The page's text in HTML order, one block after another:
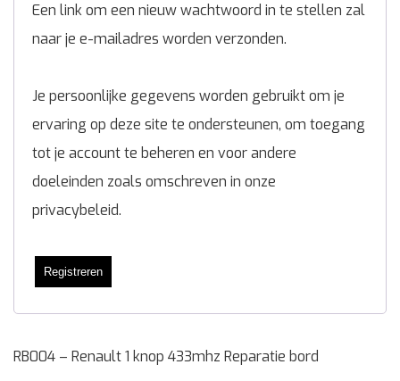
Een link om een nieuw wachtwoord in te stellen zal
naar je e-mailadres worden verzonden.
Je persoonlijke gegevens worden gebruikt om je
ervaring op deze site te ondersteunen, om toegang
tot je account te beheren en voor andere
doeleinden zoals omschreven in onze
privacybeleid.
Registreren
RB004 – Renault 1 knop 433mhz Reparatie bord